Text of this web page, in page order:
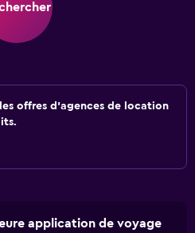
offres d'agences de location
application de voyage